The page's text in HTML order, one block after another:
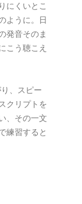
にくいとこ
ように。日
発音そのま
こう聴こえ
、スピー
クリプトを
、その一文
練習すると